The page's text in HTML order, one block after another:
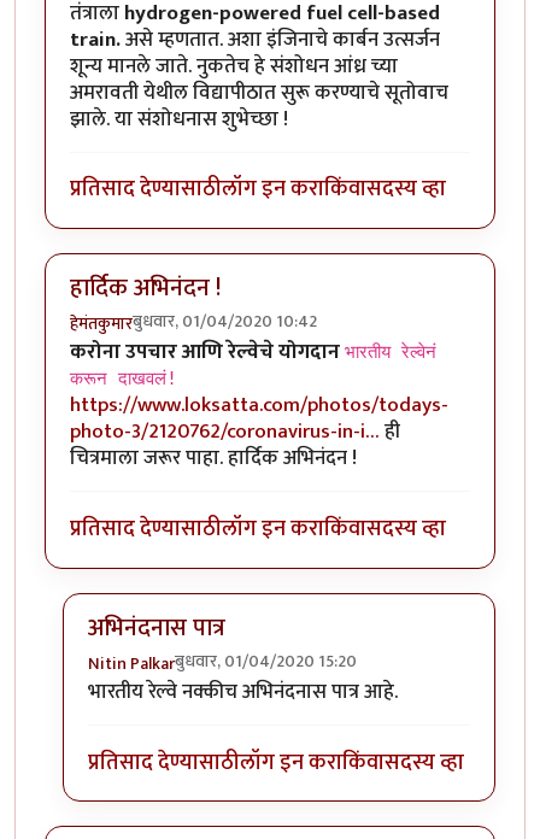
तंत्रालाhydrogen-powered fuel cell-based
train.असे म्हणतात. अशा इंजिनाचे कार्बन उत्सर्जन
शून्य मानले जाते. नुकतेच हे संशोधन आंध्र च्या
अमरावती येथील विद्यापीठात सुरू करण्याचे सूतोवाच
झाले. या संशोधनास शुभेच्छा !
प्रतिसाद देण्यासाठीलॉग इन कराकिंवासदस्य व्हा
हार्दिक अभिनंदन !
हेमंतकुमारबुधवार, 01/04/2020 10:42
करोना उपचार आणि रेल्वेचे योगदान भारतीय रेल्वेनं
करून दाखवलं!
https://www.loksatta.com/photos/todays-
photo-3/2120762/coronavirus-in-i…ही
चित्रमाला जरूर पाहा. हार्दिक अभिनंदन !
प्रतिसाद देण्यासाठीलॉग इन कराकिंवासदस्य व्हा
अभिनंदनास पात्र
Nitin Palkarबुधवार, 01/04/2020 15:20
In reply toहार्दिक अभिनंदन !byहेमंतकुमार
भारतीय रेल्वे नक्कीच अभिनंदनास पात्र आहे.
प्रतिसाद देण्यासाठीलॉग इन कराकिंवासदस्य व्हा